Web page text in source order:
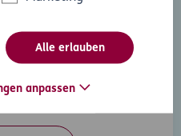
Alle erlauben
anpassengeraten, hilft